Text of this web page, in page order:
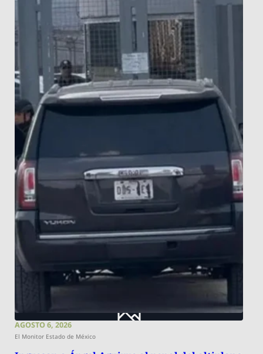
AGOSTO 6, 2026
El Monitor Estado de México